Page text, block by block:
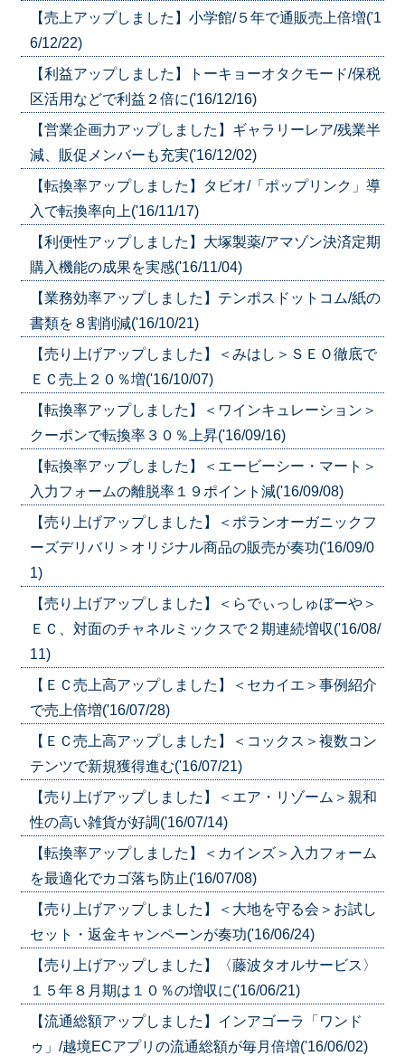
【売上アップしました】小学館/５年で通販売上倍増('1
6/12/22)
【利益アップしました】トーキョーオタクモード/保税
区活用などで利益２倍に('16/12/16)
【営業企画力アップしました】ギャラリーレア/残業半
減、販促メンバーも充実('16/12/02)
【転換率アップしました】タビオ/「ポップリンク」導
入で転換率向上('16/11/17)
【利便性アップしました】大塚製薬/アマゾン決済定期
購入機能の成果を実感('16/11/04)
【業務効率アップしました】テンポスドットコム/紙の
書類を８割削減('16/10/21)
【売り上げアップしました】＜みはし＞ＳＥＯ徹底で
ＥＣ売上２０％増('16/10/07)
【転換率アップしました】＜ワインキュレーション＞
クーポンで転換率３０％上昇('16/09/16)
【転換率アップしました】＜エービーシー・マート＞
入力フォームの離脱率１９ポイント減('16/09/08)
【売り上げアップしました】＜ポランオーガニックフ
ーズデリバリ＞オリジナル商品の販売が奏功('16/09/0
1)
【売り上げアップしました】＜らでぃっしゅぼーや＞
ＥＣ、対面のチャネルミックスで２期連続増収('16/08/
11)
【ＥＣ売上高アップしました】＜セカイエ＞事例紹介
で売上倍増('16/07/28)
【ＥＣ売上高アップしました】＜コックス＞複数コン
テンツで新規獲得進む('16/07/21)
【売り上げアップしました】＜エア・リゾーム＞親和
性の高い雑貨が好調('16/07/14)
【転換率アップしました】＜カインズ＞入力フォーム
を最適化でカゴ落ち防止('16/07/08)
【売り上げアップしました】＜大地を守る会＞お試し
セット・返金キャンペーンが奏功('16/06/24)
【売り上げアップしました】〈藤波タオルサービス〉
１５年８月期は１０％の増収に('16/06/21)
【流通総額アップしました】インアゴーラ「ワンド
ゥ」/越境ECアプリの流通総額が毎月倍増('16/06/02)